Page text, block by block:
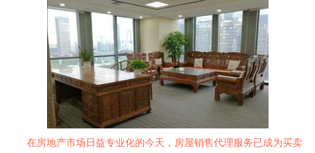
在房地产市场日益专业化的今天，房屋销售代理服务已成为买卖